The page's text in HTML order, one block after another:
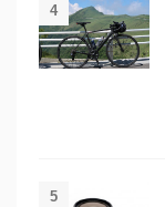
4
5